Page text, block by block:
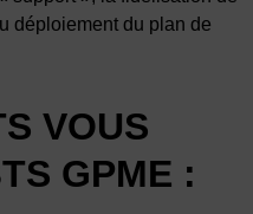
déploiement du plan de
VOUS
GPME :